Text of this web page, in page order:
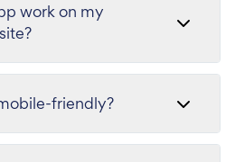
work on my
friendly?